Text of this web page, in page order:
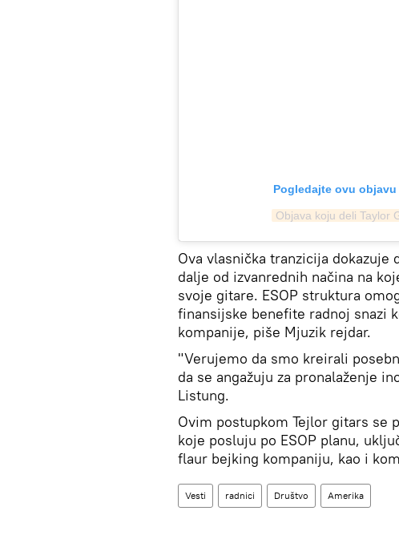
Pogledajte ovu
Objava koju deli Taylor
Ova vlasnička tranzicija dokazuje
dalje od izvanrednih načina na
svoje gitare. ESOP struktura
finansijske benefite radnoj snazi
kompanije, piše Mjuzik rejdar.
"Verujemo da smo kreirali
da se angažuju za pronalaženje
Listung.
Ovim postupkom Tejlor gitars se
koje posluju po ESOP planu,
flaur bejking kompaniju, kao i
Vesti radnici Društvo Amerika